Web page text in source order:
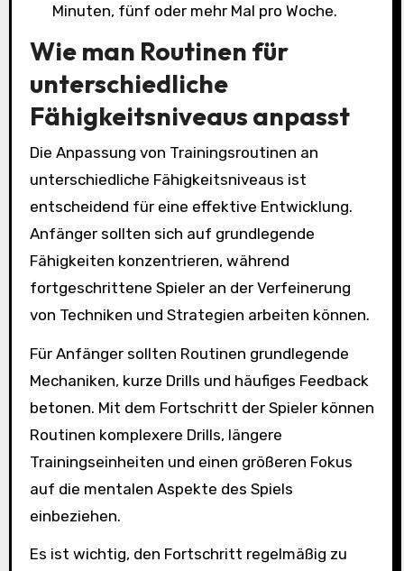
Minuten, fünf oder mehr Mal pro Woche.
Wie man Routinen für
unterschiedliche
Fähigkeitsniveaus anpasst
Die Anpassung von Trainingsroutinen an
unterschiedliche Fähigkeitsniveaus ist
entscheidend für eine effektive Entwicklung.
Anfänger sollten sich auf grundlegende
Fähigkeiten konzentrieren, während
fortgeschrittene Spieler an der Verfeinerung
von Techniken und Strategien arbeiten können.
Für Anfänger sollten Routinen grundlegende
Mechaniken, kurze Drills und häufiges Feedback
betonen. Mit dem Fortschritt der Spieler können
Routinen komplexere Drills, längere
Trainingseinheiten und einen größeren Fokus
auf die mentalen Aspekte des Spiels
einbeziehen.
Es ist wichtig, den Fortschritt regelmäßig zu